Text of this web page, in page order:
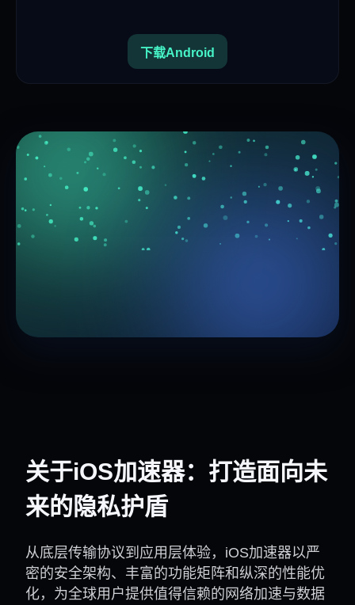
下载Android
关于iOS加速器：打造面向未
来的隐私护盾
从底层传输协议到应用层体验，iOS加速器以严
密的安全架构、丰富的功能矩阵和纵深的性能优
化，为全球用户提供值得信赖的网络加速与数据